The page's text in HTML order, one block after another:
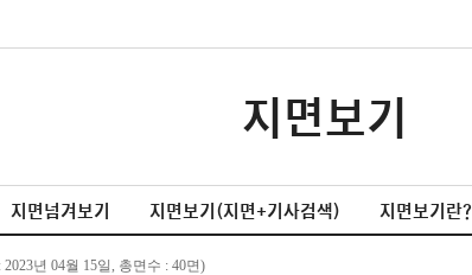
지면보기
지면넘겨보기 지면보기(지면+기사검색) 지면보기란?